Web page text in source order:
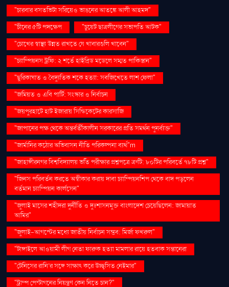
"চারবার বসতভিটা সরিয়েও ভাঙনের আতঙ্কে আলী আহমদ"
"চীনের ৫টি পদক্ষেপ
"চুয়েট ছাত্রলীগের সভাপতি আটক"
"চোখের স্বাস্থ্য উন্নত রাখতে যে খাবারগুলি খাবেন"
"চ্যাম্পিয়নস ট্রফি: ২ শর্তে হাইব্রিড মডেলে সম্মত পাকিস্তান"
"ছুরিকাঘাত ও বৈদ্যুতিক শকে হত্যা: সবজিখেতে লাশ ফেলা"
"জমিয়ত ও এবি পার্টি: সংস্কার ও নির্বাচন
"জয়পুরহাটে হাট ইজারায় সিন্ডিকেটের কারসাজি
"জাপানের পক্ষ থেকে অন্তর্বর্তীকালীন সরকারের প্রতি সমর্থন পুনর্ব্যক্ত"
"জার্মানির কঠোর অভিবাসন নীতি পরিকল্পনা ব্যর্থ"m
"জাহাঙ্গীরনগর বিশ্ববিদ্যালয় ভর্তি পরীক্ষার প্রশ্নপত্রে ত্রুটি: ৮০টির পরিবর্তে ৭৮টি প্রশ্ন"
"জিনস পরিবর্তন করতে অস্বীকার করায় দাবা চ্যাম্পিয়নশিপ থেকে বাদ পড়লেন
বর্তমান চ্যাম্পিয়ন কার্লসেন"
"জুলাই মাসের শহীদরা দুর্নীতি ও দুঃশাসনমুক্ত বাংলাদেশ চেয়েছিলেন: জামায়াত
আমির"
"জুলাই-আগস্টের মধ্যে জাতীয় নির্বাচন সম্ভব: মির্জা ফখরুল"
"টাঙ্গাইলে আওয়ামী লীগ নেতা ফারুক হত্যা মামলার রায়ে হতবাক সন্তানেরা
"টেনিসের রানি’র সঙ্গে সাক্ষাৎ করে উচ্ছ্বসিত নেইমার"
"ট্রাম্প পেন্টাগনের নিয়ন্ত্রণ কেন নিতে চান?"